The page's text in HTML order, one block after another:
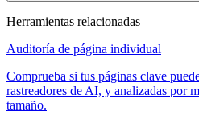
Herramientas relacionadas
Auditoría de página individual
Comprueba si tus páginas clave
rastreadores de AI, y analizadas por
tamaño.